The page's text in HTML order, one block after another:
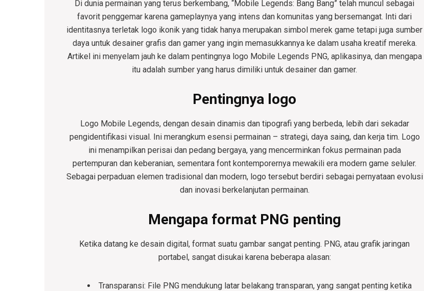
Di dunia permainan yang terus berkembang, “Mobile Legends: Bang Bang” telah muncul sebagai
favorit penggemar karena gameplaynya yang intens dan komunitas yang bersemangat. Inti dari
identitasnya terletak logo ikonik yang tidak hanya merupakan simbol merek game tetapi juga sumber
daya untuk desainer grafis dan gamer yang ingin memasukkannya ke dalam usaha kreatif mereka.
Artikel ini menyelam jauh ke dalam pentingnya logo Mobile Legends PNG, aplikasinya, dan mengapa
itu adalah sumber yang harus dimiliki untuk desainer dan gamer.
Pentingnya logo
Logo Mobile Legends, dengan desain dinamis dan tipografi yang berbeda, lebih dari sekadar
pengidentifikasi visual. Ini merangkum esensi permainan – strategi, daya saing, dan kerja tim. Logo
ini menampilkan perisai dan pedang bergaya, yang mencerminkan fokus permainan pada
pertempuran dan keberanian, sementara font kontemporernya mewakili era modern game seluler.
Sebagai perpaduan elemen tradisional dan modern, logo tersebut berdiri sebagai pernyataan evolusi
dan inovasi berkelanjutan permainan.
Mengapa format PNG penting
Ketika datang ke desain digital, format suatu gambar sangat penting. PNG, atau grafik jaringan
portabel, sangat disukai karena beberapa alasan:
Transparansi: File PNG mendukung latar belakang transparan, yang sangat penting ketika